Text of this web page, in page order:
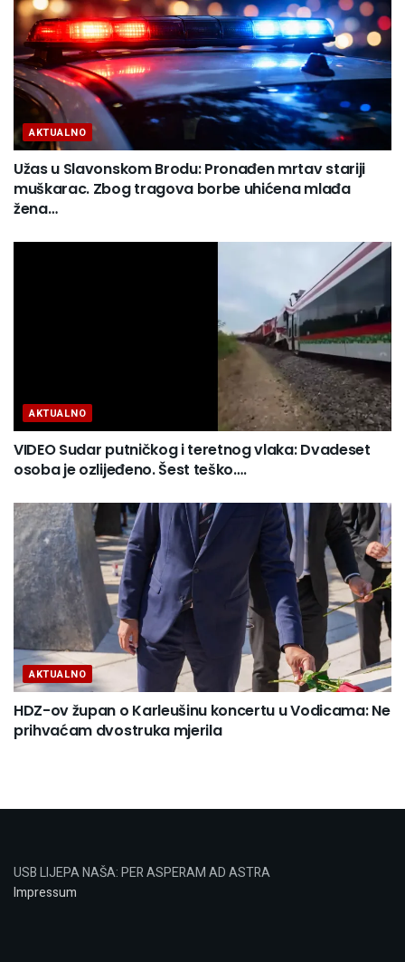
AKTUALNO
Užas u Slavonskom Brodu: Pronađen mrtav stariji
muškarac. Zbog tragova borbe uhićena mlađa
žena…
AKTUALNO
VIDEO Sudar putničkog i teretnog vlaka: Dvadeset
osoba je ozlijeđeno. Šest teško….
AKTUALNO
HDZ-ov župan o Karleušinu koncertu u Vodicama: Ne
prihvaćam dvostruka mjerila
USB LIJEPA NAŠA: PER ASPERAM AD ASTRA
Impressum